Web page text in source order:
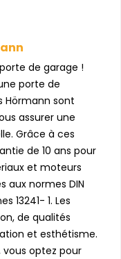
de garage !
porte de
Hörmann sont
assurer une
Grâce à ces
de 10 ans pour
et moteurs
aux normes DIN
13241- 1. Les
de qualités
et esthétisme.
vous optez pour